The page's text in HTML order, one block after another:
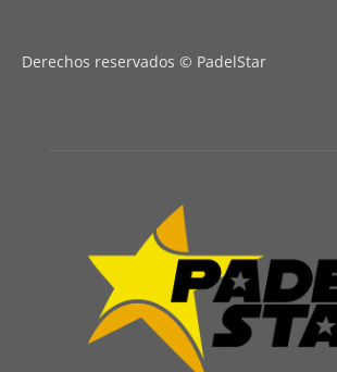
Derechos reservados © PadelStar